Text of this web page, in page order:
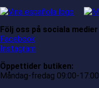
Följ oss på sociala medier
Facebook
Instagram
Öppettider butiken:
Måndag-fredag 09:00-17:00